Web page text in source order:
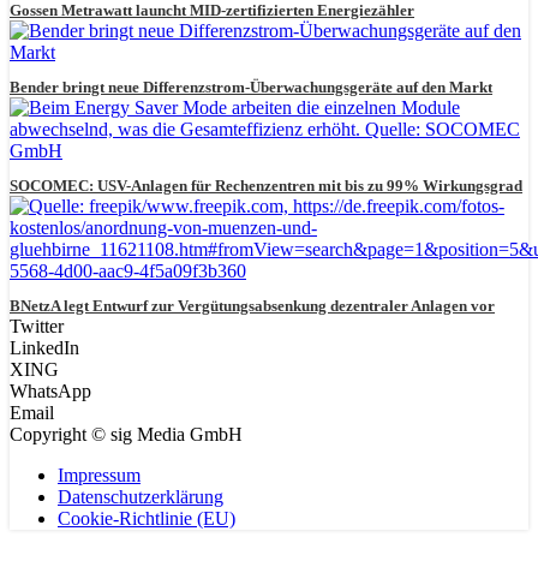
Gossen Metrawatt launcht MID-zertifizierten Energiezähler
Bender bringt neue Differenzstrom-Überwachungsgeräte auf den Markt
SOCOMEC: USV-Anlagen für Rechenzentren mit bis zu 99% Wirkungsgrad
BNetzA legt Entwurf zur Vergütungsabsenkung dezentraler Anlagen vor
Twitter
LinkedIn
XING
WhatsApp
Email
Copyright © sig Media GmbH
Impressum
Datenschutzerklärung
Cookie-Richtlinie (EU)